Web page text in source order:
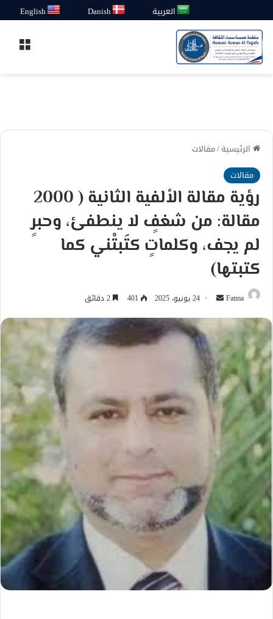
العربية Danish
English
الرئيسية/مقالات
مقالات
رؤية مقالة الألفية الثانية ( 2000
مقالة: من شغفٍ لا ينطفئ، وحبرٍ
لم يجف، وكلماتٍ كتَبتْني كما
كتبتها)
Fatma
أرسل
إلكترونيا
24 يونيو، 2025 401